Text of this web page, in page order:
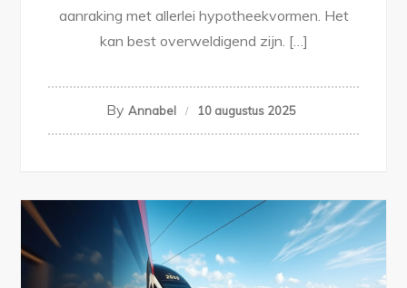
aanraking met allerlei hypotheekvormen. Het
kan best overweldigend zijn. […]
By Annabel 10 augustus 2025